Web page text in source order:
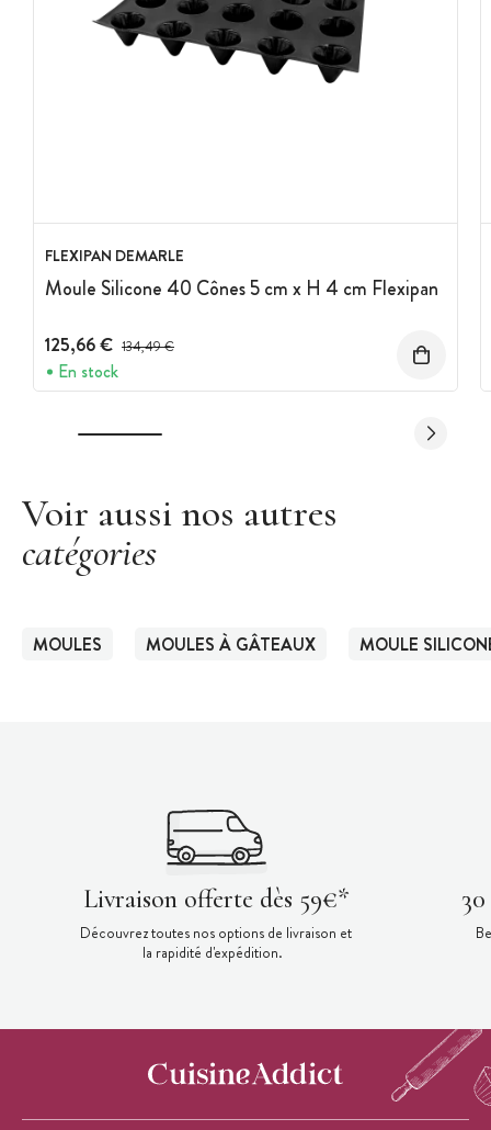
FLEXIPAN DEMARLE
Moule Silicone 40 Cônes 5 cm x H 4 cm Flexipan
125,66 € Prix avant réduction :
134,49 €
En stock
Voir aussi nos autres
catégories
MOULES MOULES À GÂTEAUX MOULE
Livraison offerte dès 59€*
Découvrez toutes nos options de livraison et
la rapidité d'expédition.